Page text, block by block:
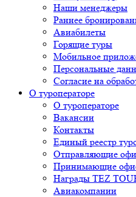
Наши менеджеры
Раннее
Авиабилеты
Горящие туры
Мобильное
Персональные
Согласие на
О туроператоре
О туроператоре
Вакансии
Контакты
Единый реестр
Отправляющие
Принимающие
Награды TEZ
Авиакомпании